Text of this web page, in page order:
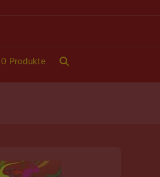
0 Produkte